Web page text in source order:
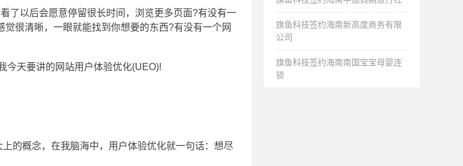
了以后会愿意停留很长时间，浏览更多页面?有没有一
很清晰，一眼就能找到你想要的东西?有没有一个网
今天要讲的网站用户体验优化(UEO)!
的概念，在我脑海中，用户体验优化就一句话：想尽
旗鱼科技签约海南新高度商务有限
公司
旗鱼科技签约海南南国宝宝母婴连
锁